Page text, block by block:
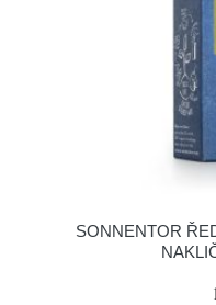
SONNENTOR